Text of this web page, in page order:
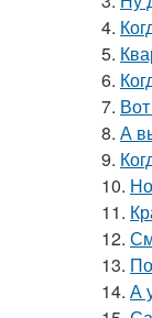
4.
5.
6.
7.
8. А
9.
10.
11.
12.
13.
14. А